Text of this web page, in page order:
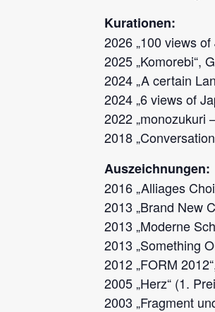
Kurationen:
2026 „100 views
2025 „Komorebi“,
2024 „A certain
2024 „6 views of
2022 „monozukuri
2018
Auszeichnungen:
2016 „Alliages
2013 „Brand New
2013 „Moderne
2013 „Something
2012 „FORM
2005 „Herz“ (1.
2003 „Fragment